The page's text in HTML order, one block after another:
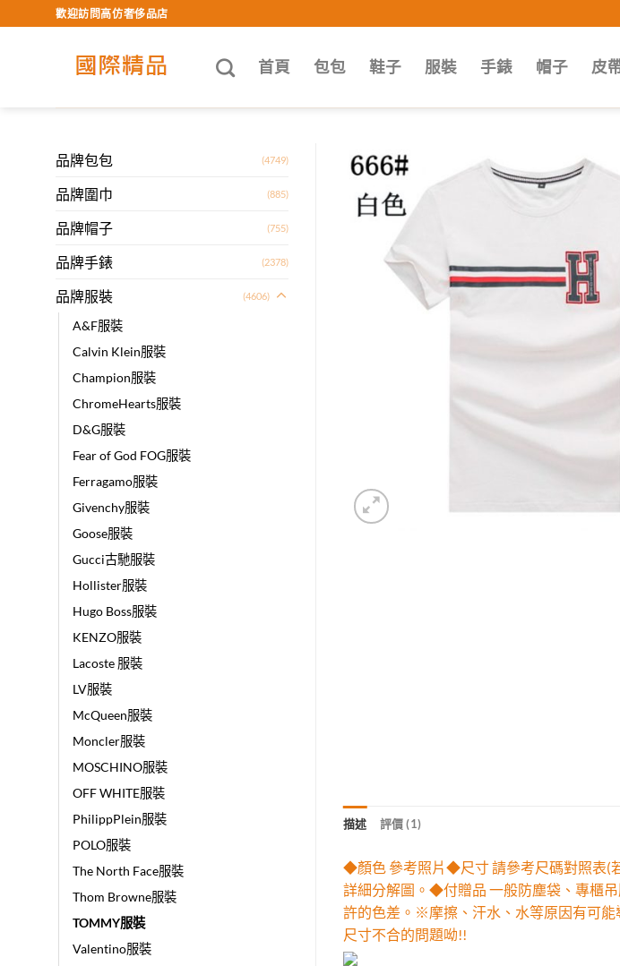
to
歡迎訪問高仿奢侈品店
首頁 包包 鞋子 服裝 手錶 帽子 皮
品牌包包 (4749)
品牌圍巾 (885)
品牌帽子 (755)
品牌手錶 (2378)
品牌服裝 (4606)
A&F服裝
Calvin Klein服裝
Champion服裝
ChromeHearts服裝
D&G服裝
Fear of God FOG服裝
Ferragamo服裝
Givenchy服裝
Goose服裝
Gucci古馳服裝
Hollister服裝
Hugo Boss服裝
KENZO服裝
Lacoste 服裝
LV服裝
McQueen服裝
Moncler服裝
MOSCHINO服裝
OFF WHITE服裝
PhilippPlein服裝
POLO服裝
The North Face服裝
Thom Browne服裝
TOMMY服裝
Valentino服裝
描述 評價 (1)
◆顏色 參考照片◆尺寸 請參考尺碼對照表(
詳細分解圖。◆付贈品 一般防塵袋、專櫃
許的色差。※摩擦、汗水、水等原因有可
尺寸不合的問題呦!!